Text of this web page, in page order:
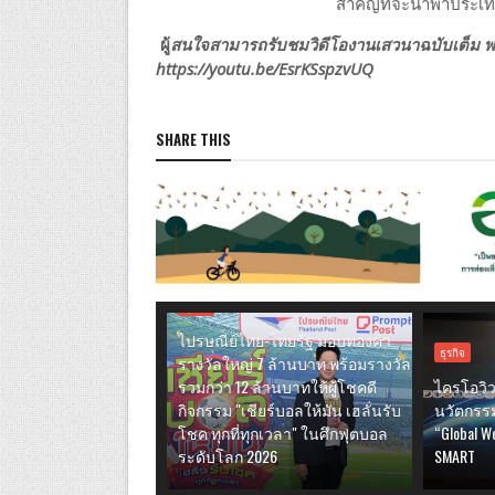
ผู้สนใจสามารถรับชมวิดีโองานเสวนาฉบับเต็ม
https://youtu.be/EsrKSspzvUQ
SHARE THIS
ธุรกิจ
ไปรษณีย์ไทย-ไทยรัฐ มอบทองคำ
รางวัลใหญ่ 7 ล้านบาท พร้อมรางวัล
รวมกว่า 12 ล้านบาทให้ผู้โชคดี
กิจกรรม "เชียร์บอลให้มัน เฮลั่นรับ
โชค ทุกที่ทุกเวลา" ในศึกฟุตบอล
ระดับโลก 2026
ธุรกิจ
ไครโอวิ
นวัตกร
“Global
SMART